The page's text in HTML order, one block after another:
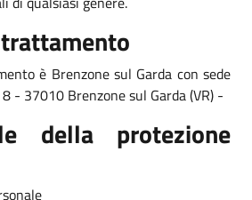
è Brenzone sul Garda con sede
- 37010 Brenzone sul Garda (VR) -
della protezione